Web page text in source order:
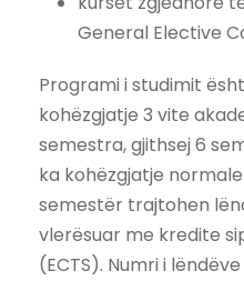
General Elective
Programi i studimit
kohëzgjatje 3 vite
semestra, gjithsej 6
ka kohëzgjatje normale
semestër trajtohen
vlerësuar me kredite
(ECTS). Numri i